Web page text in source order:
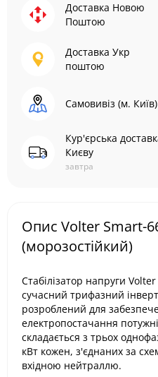
Доставка Новою
Поштою
Доставка Укр
поштою
Самовивіз (м. Київ)
Кур'єрська
Києву
завтра
Опис Volter Smart-
(морозостійкий)
Стабілізатор напруги
сучасний трифазний
розроблений для
електропостачання
складається з трьох
кВт кожен, з'єднаних за
вхідною нейтраллю.